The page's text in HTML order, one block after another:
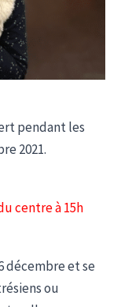
pendant les
2021.
centre à 15h
décembre et se
ou